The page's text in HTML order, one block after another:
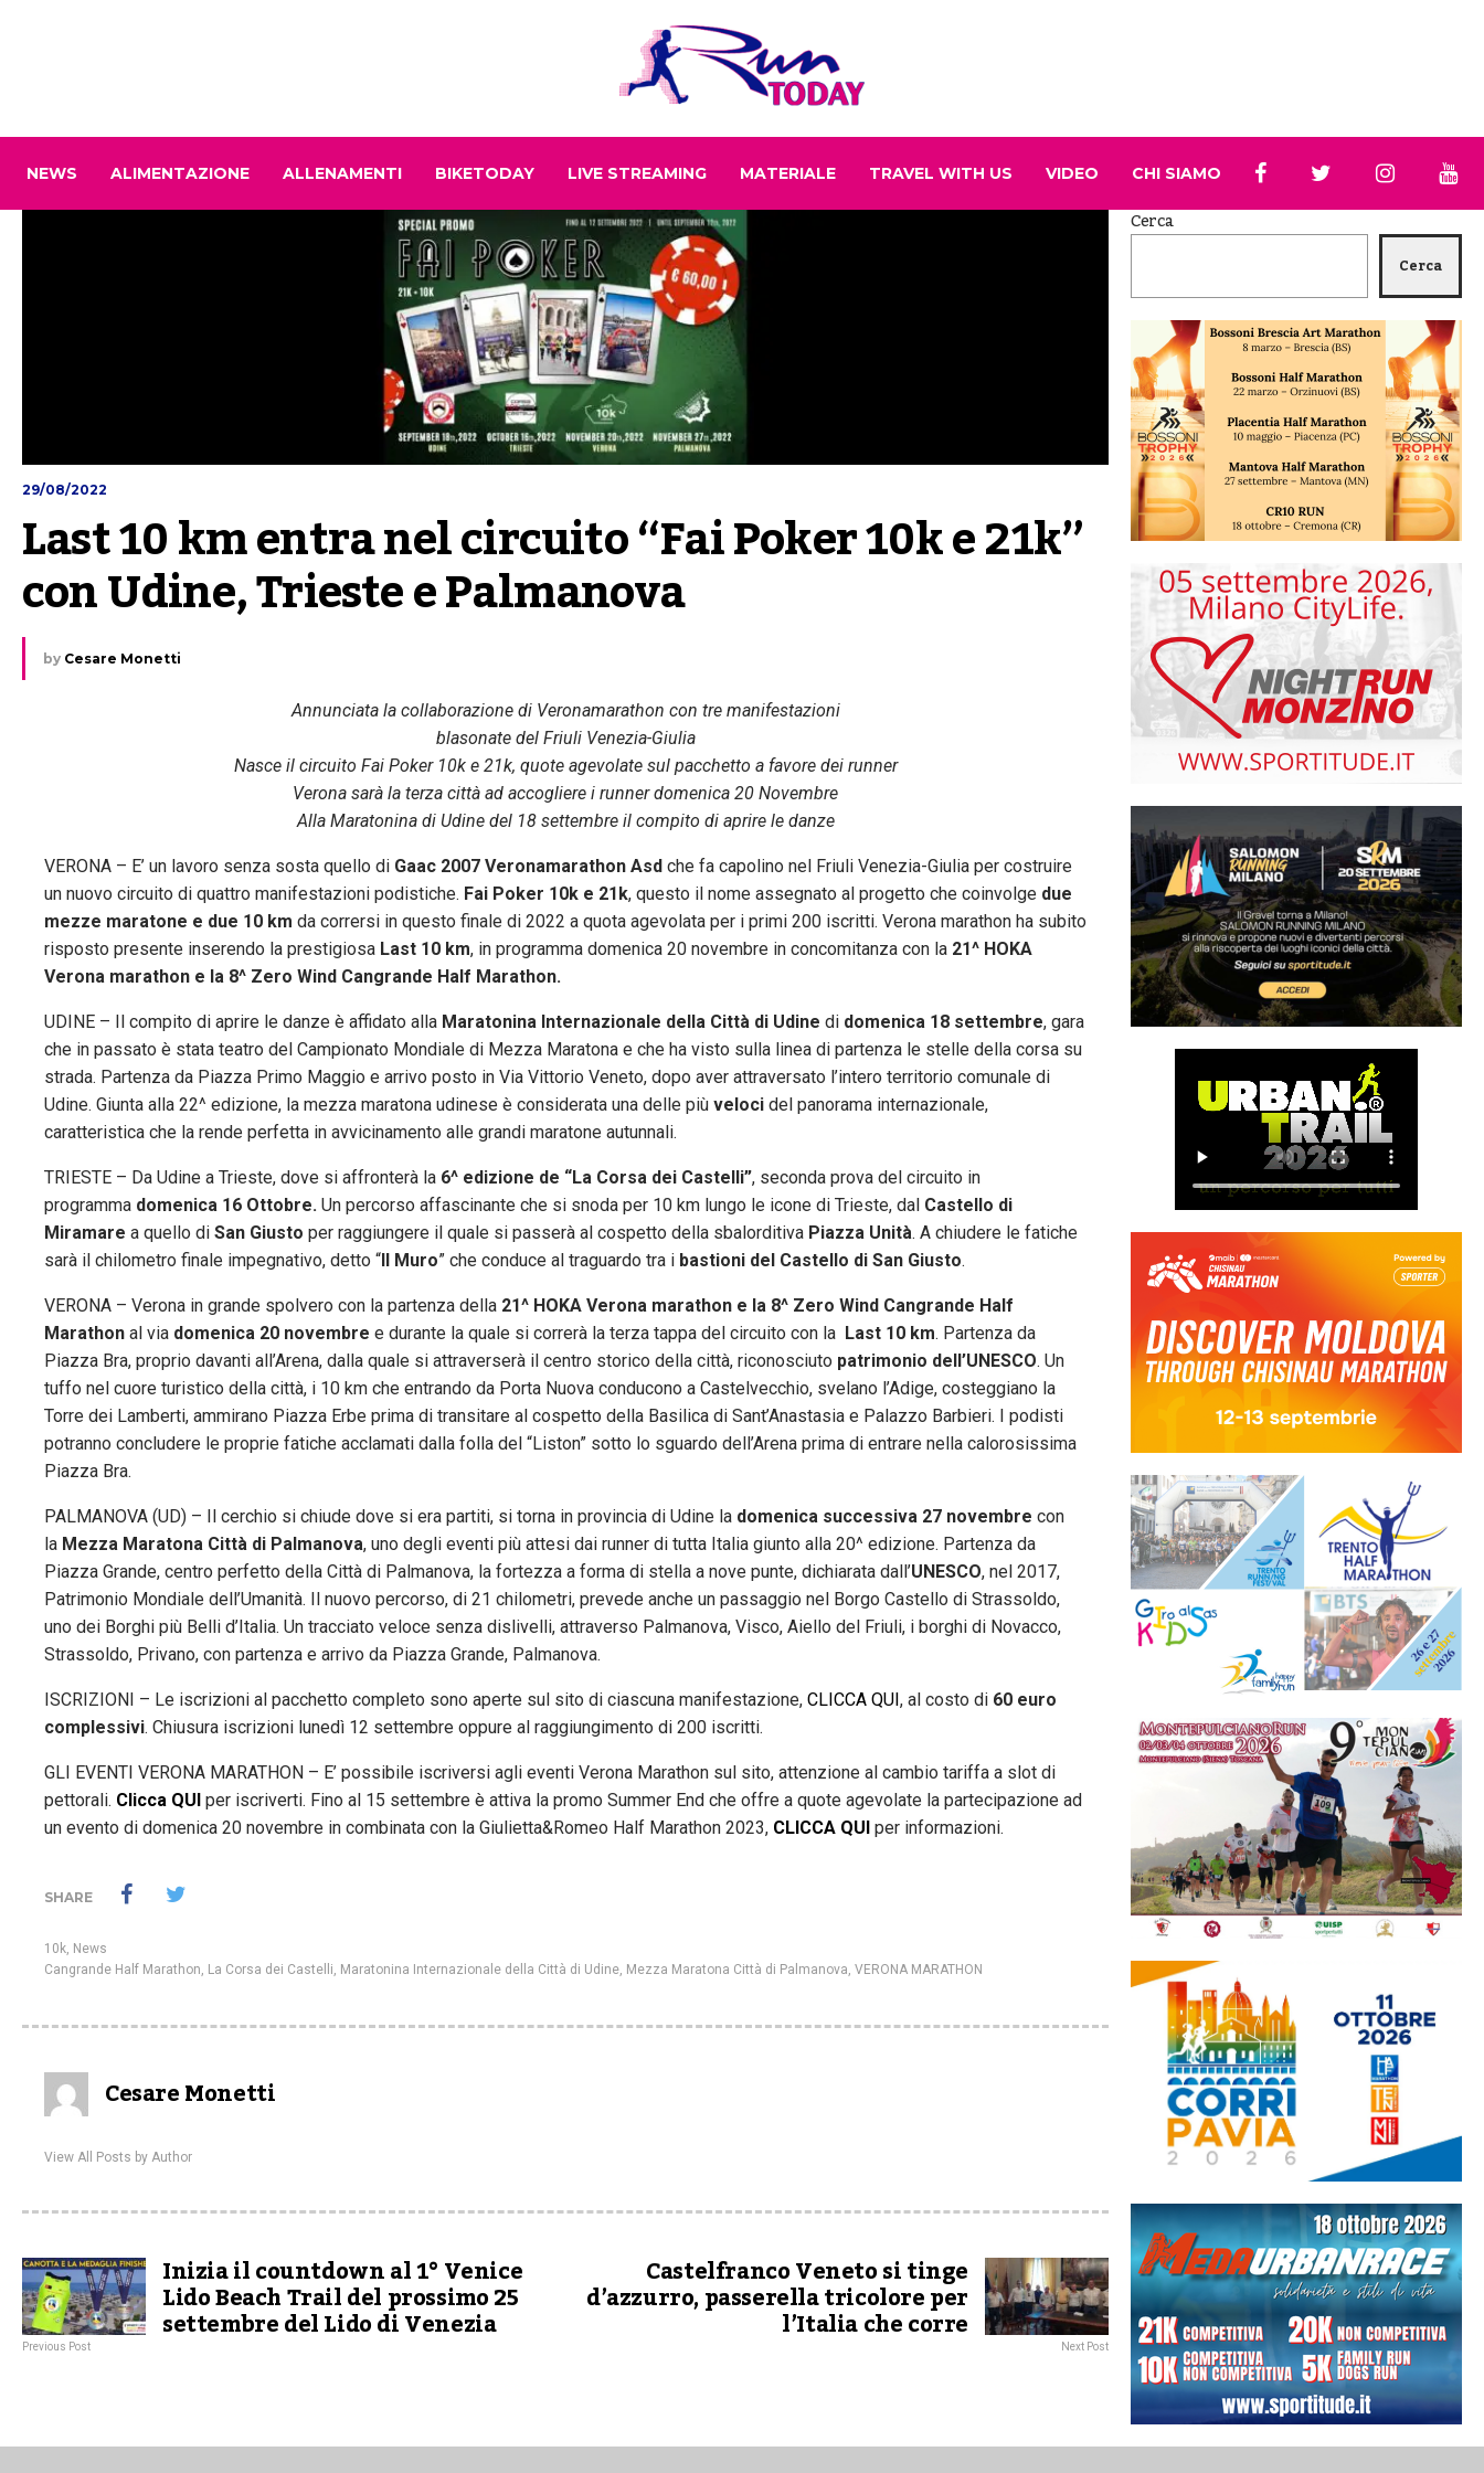
NEWS ALIMENTAZIONE ALLENAMENTI BIKETODAY LIVE STREAMING MATERIALE TRAVEL WITH US VIDEO CHI SIAMO
29/08/2022
Last 10 km entra nel circuito “Fai Poker 10k e 21k”
con Udine, Trieste e Palmanova
by Cesare Monetti
Annunciata la collaborazione di Veronamarathon con tre manifestazioni
blasonate del Friuli Venezia-Giulia
Nasce il circuito Fai Poker 10k e 21k, quote agevolate sul pacchetto a favore dei runner
Verona sarà la terza città ad accogliere i runner domenica 20 Novembre
Alla Maratonina di Udine del 18 settembre il compito di aprire le danze
VERONA – E’ un lavoro senza sosta quello di Gaac 2007 Veronamarathon Asd che fa capolino nel Friuli Venezia-Giulia per costruire
un nuovo circuito di quattro manifestazioni podistiche. Fai Poker 10k e 21k, questo il nome assegnato al progetto che coinvolge due
mezze maratone e due 10 km da corrersi in questo finale di 2022 a quota agevolata per i primi 200 iscritti. Verona marathon ha subito
risposto presente inserendo la prestigiosa Last 10 km, in programma domenica 20 novembre in concomitanza con la 21^ HOKA
Verona marathon e la 8^ Zero Wind Cangrande Half Marathon.
UDINE – Il compito di aprire le danze è affidato alla Maratonina Internazionale della Città di Udine di domenica 18 settembre, gara
che in passato è stata teatro del Campionato Mondiale di Mezza Maratona e che ha visto sulla linea di partenza le stelle della corsa su
strada. Partenza da Piazza Primo Maggio e arrivo posto in Via Vittorio Veneto, dopo aver attraversato l’intero territorio comunale di
Udine. Giunta alla 22^ edizione, la mezza maratona udinese è considerata una delle più veloci del panorama internazionale,
caratteristica che la rende perfetta in avvicinamento alle grandi maratone autunnali.
TRIESTE – Da Udine a Trieste, dove si affronterà la 6^ edizione de “La Corsa dei Castelli”, seconda prova del circuito in
programma domenica 16 Ottobre. Un percorso affascinante che si snoda per 10 km lungo le icone di Trieste, dal Castello di
Miramare a quello di San Giusto per raggiungere il quale si passerà al cospetto della sbalorditiva Piazza Unità. A chiudere le fatiche
sarà il chilometro finale impegnativo, detto “Il Muro” che conduce al traguardo tra i bastioni del Castello di San Giusto.
VERONA – Verona in grande spolvero con la partenza della 21^ HOKA Verona marathon e la 8^ Zero Wind Cangrande Half
Marathon al via domenica 20 novembre e durante la quale si correrà la terza tappa del circuito con la Last 10 km. Partenza da
Piazza Bra, proprio davanti all’Arena, dalla quale si attraverserà il centro storico della città, riconosciuto patrimonio dell’UNESCO. Un
tuffo nel cuore turistico della città, i 10 km che entrando da Porta Nuova conducono a Castelvecchio, svelano l’Adige, costeggiano la
Torre dei Lamberti, ammirano Piazza Erbe prima di transitare al cospetto della Basilica di Sant’Anastasia e Palazzo Barbieri. I podisti
potranno concludere le proprie fatiche acclamati dalla folla del “Liston” sotto lo sguardo dell’Arena prima di entrare nella calorosissima
Piazza Bra.
PALMANOVA (UD) – Il cerchio si chiude dove si era partiti, si torna in provincia di Udine la domenica successiva 27 novembre con
la Mezza Maratona Città di Palmanova, uno degli eventi più attesi dai runner di tutta Italia giunto alla 20^ edizione. Partenza da
Piazza Grande, centro perfetto della Città di Palmanova, la fortezza a forma di stella a nove punte, dichiarata dall’UNESCO, nel 2017,
Patrimonio Mondiale dell’Umanità. Il nuovo percorso, di 21 chilometri, prevede anche un passaggio nel Borgo Castello di Strassoldo,
uno dei Borghi più Belli d’Italia. Un tracciato veloce senza dislivelli, attraverso Palmanova, Visco, Aiello del Friuli, i borghi di Novacco,
Strassoldo, Privano, con partenza e arrivo da Piazza Grande, Palmanova.
ISCRIZIONI – Le iscrizioni al pacchetto completo sono aperte sul sito di ciascuna manifestazione, CLICCA QUI, al costo di 60 euro
complessivi. Chiusura iscrizioni lunedì 12 settembre oppure al raggiungimento di 200 iscritti.
GLI EVENTI VERONA MARATHON – E’ possibile iscriversi agli eventi Verona Marathon sul sito, attenzione al cambio tariffa a slot di
pettorali. Clicca QUI per iscriverti. Fino al 15 settembre è attiva la promo Summer End che offre a quote agevolate la partecipazione ad
un evento di domenica 20 novembre in combinata con la Giulietta&Romeo Half Marathon 2023, CLICCA QUI per informazioni.
SHARE
10k News
Cangrande Half Marathon La Corsa dei Castelli Maratonina Internazionale della Città di Udine Mezza Maratona Città di Palmanova VERONA MARATHON
Cesare Monetti
View All Posts by Author
Inizia il countdown al 1° Venice
Lido Beach Trail del prossimo 25
settembre del Lido di Venezia
Previous Post
Castelfranco Veneto si tinge
d’azzurro, passerella tricolore per
l’Italia che corre Next Post
Cerca
Cerca